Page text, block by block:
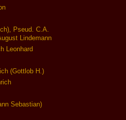
Pseud. C.A.
Lindemann
Leonhard
(Gottlob H.)
Sebastian)